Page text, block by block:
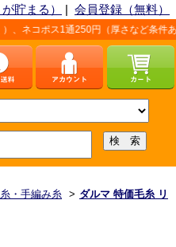
貯まる） | 会員登録（無料）
250円（厚さなど条件あり）。詳しく
・手編み糸 > ダルマ 特価毛糸 リ